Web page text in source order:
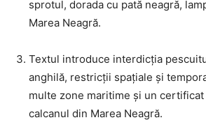
sprotul, dorada cu pată neagră,
Marea Neagră.
Textul introduce interdicția
anghilă, restricții spațiale și
multe zone maritime și un
calcanul din Marea Neagră.